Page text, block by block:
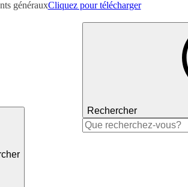
générauxCliquez pour télécharger
Rechercher
Rechercher :